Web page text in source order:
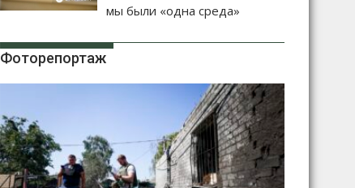
мы были «одна среда»
Фоторепортаж